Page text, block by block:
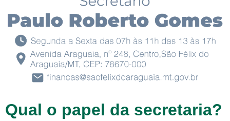
Qual o papel da secretaria?